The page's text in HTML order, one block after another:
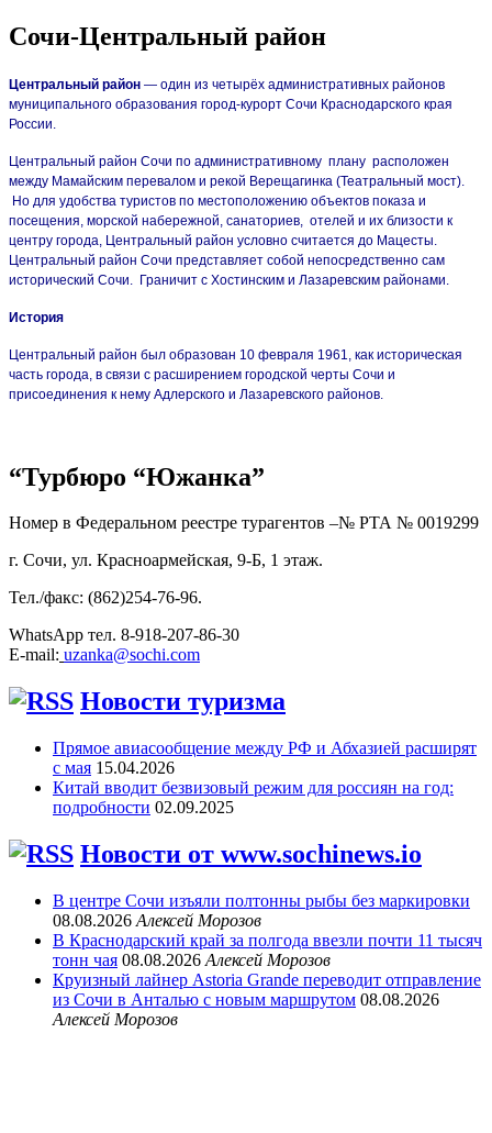
Сочи-Центральный район
Центральный район — один из четырёх административных районов
муниципального образования город-курорт Сочи Краснодарского края
России.
Центральный район Сочи по административному плану расположен
между Мамайским перевалом и рекой Верещагинка (Театральный мост).
Но для удобства туристов по местоположению объектов показа и
посещения, морской набережной, санаториев, отелей и их близости к
центру города, Центральный район условно считается до Мацесты.
Центральный район Сочи представляет собой непосредственно сам
исторический Сочи. Граничит с Хостинским и Лазаревским районами.
История
Центральный район был образован 10 февраля 1961, как историческая
часть города, в связи с расширением городской черты Сочи и
присоединения к нему Адлерского и Лазаревского районов.
“Турбюро “Южанка”
Номер в Федеральном реестре турагентов –№ РТА № 0019299
г. Сочи, ул. Красноармейская, 9-Б, 1 этаж.
Тел./факс: (862)254-76-96.
WhatsApp тел. 8-918-207-86-30
E-mail: uzanka@sochi.com
Новости туризма
Прямое авиасообщение между РФ и Абхазией расширят
с мая 15.04.2026
Китай вводит безвизовый режим для россиян на год:
подробности 02.09.2025
Новости от www.sochinews.io
В центре Сочи изъяли полтонны рыбы без маркировки
08.08.2026 Алексей Морозов
В Краснодарский край за полгода ввезли почти 11 тысяч
тонн чая 08.08.2026 Алексей Морозов
Круизный лайнер Astoria Grande переводит отправление
из Сочи в Анталью с новым маршрутом 08.08.2026
Алексей Морозов